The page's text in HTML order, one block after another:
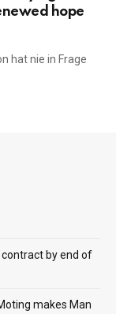
hope
hat nie in Frage
contract by end of
makes Man